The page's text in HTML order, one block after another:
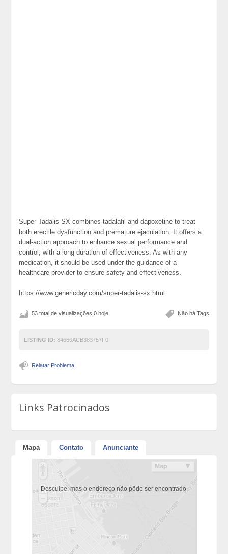
Super Tadalis SX combines tadalafil and dapoxetine to treat
both erectile dysfunction and premature ejaculation. It offers a
dual-action approach to enhance sexual performance and
control, with a long duration of effectiveness. As with any
medication, it should be used under the guidance of a
healthcare provider to ensure safety and effectiveness.
https://www.genericday.com/super-tadalis-sx.html
Não há Tags
53 total de visualizações,0 hoje
LISTING ID: 84666ACB383757F0
Relatar Problema
Links Patrocinados
Mapa Contato Anunciante
Desculpe, mas o endereço não pôde ser encontrado.